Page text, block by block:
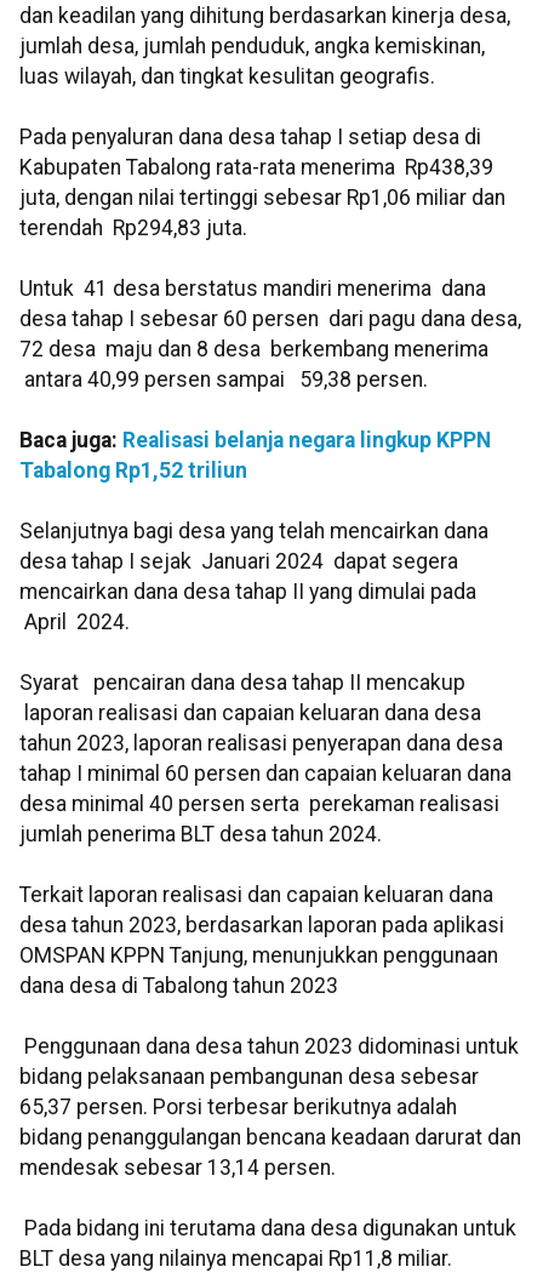
dan keadilan yang dihitung berdasarkan kinerja desa,
jumlah desa, jumlah penduduk, angka kemiskinan,
luas wilayah, dan tingkat kesulitan geografis.
Pada penyaluran dana desa tahap I setiap desa di
Kabupaten Tabalong rata-rata menerima Rp438,39
juta, dengan nilai tertinggi sebesar Rp1,06 miliar dan
terendah Rp294,83 juta.
Untuk 41 desa berstatus mandiri menerima dana
desa tahap I sebesar 60 persen dari pagu dana desa,
72 desa maju dan 8 desa berkembang menerima
antara 40,99 persen sampai 59,38 persen.
Baca juga: Realisasi belanja negara lingkup KPPN
Tabalong Rp1,52 triliun
Selanjutnya bagi desa yang telah mencairkan dana
desa tahap I sejak Januari 2024 dapat segera
mencairkan dana desa tahap II yang dimulai pada
April 2024.
Syarat pencairan dana desa tahap II mencakup
laporan realisasi dan capaian keluaran dana desa
tahun 2023, laporan realisasi penyerapan dana desa
tahap I minimal 60 persen dan capaian keluaran dana
desa minimal 40 persen serta perekaman realisasi
jumlah penerima BLT desa tahun 2024.
Terkait laporan realisasi dan capaian keluaran dana
desa tahun 2023, berdasarkan laporan pada aplikasi
OMSPAN KPPN Tanjung, menunjukkan penggunaan
dana desa di Tabalong tahun 2023
Penggunaan dana desa tahun 2023 didominasi untuk
bidang pelaksanaan pembangunan desa sebesar
65,37 persen. Porsi terbesar berikutnya adalah
bidang penanggulangan bencana keadaan darurat dan
mendesak sebesar 13,14 persen.
Pada bidang ini terutama dana desa digunakan untuk
BLT desa yang nilainya mencapai Rp11,8 miliar.